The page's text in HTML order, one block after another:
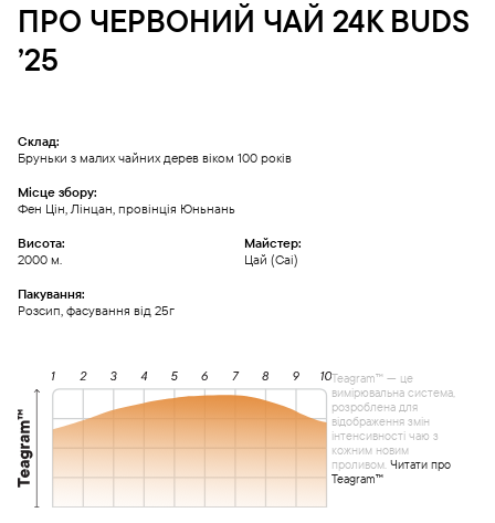
ПРО ЧЕРВОНИЙ ЧАЙ 24K BUDS
’25
Склад:
Бруньки з малих чайних дерев віком 100 років
Місце збору:
Фен Цін, Лінцан, провінція Юньнань
Висота:
2000 м.
Майстер:
Цай (Cai)
Пакування:
Розсип, фасування від 25г
Teagram™ — це
вимірювальна система,
розроблена для
відображення змін
інтенсивності чаю з
кожним новим
проливом. Читати про
Teagram™